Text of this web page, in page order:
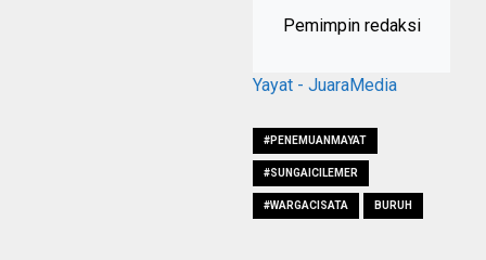
Pemimpin redaksi
Yayat - JuaraMedia
#PENEMUANMAYAT
#SUNGAICILEMER
#WARGACISATA BURUH